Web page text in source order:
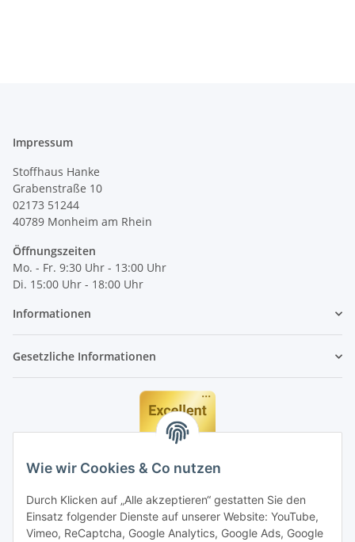
Wie wir Cookies & Co nutzen
Durch Klicken auf „Alle akzeptieren“ gestatten Sie den
Einsatz folgender Dienste auf unserer Website: YouTube,
Vimeo, ReCaptcha, Google Analytics, Google Ads, Google
Impressum
Stoffhaus Hanke
Grabenstraße 10
02173 51244
40789 Monheim am Rhein
Öffnungszeiten
Mo. - Fr. 9:30 Uhr - 13:00 Uhr
Di. 15:00 Uhr - 18:00 Uhr
Informationen
Gesetzliche Informationen